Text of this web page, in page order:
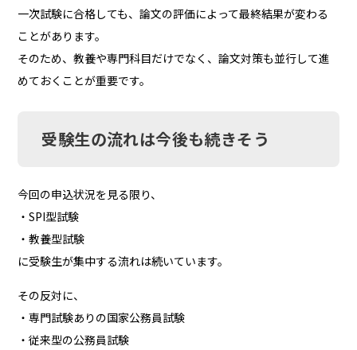
一次試験に合格しても、論文の評価によって最終結果が変わる
ことがあります。
そのため、教養や専門科目だけでなく、論文対策も並行して進
めておくことが重要です。
受験生の流れは今後も続きそう
今回の申込状況を見る限り、
・SPI型試験
・教養型試験
に受験生が集中する流れは続いています。
その反対に、
・専門試験ありの国家公務員試験
・従来型の公務員試験